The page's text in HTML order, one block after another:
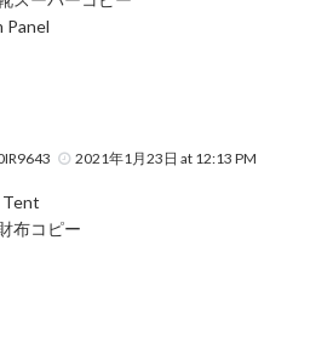
Panel
2021年1月23日 at 12:13 PM
Tent
布コピー